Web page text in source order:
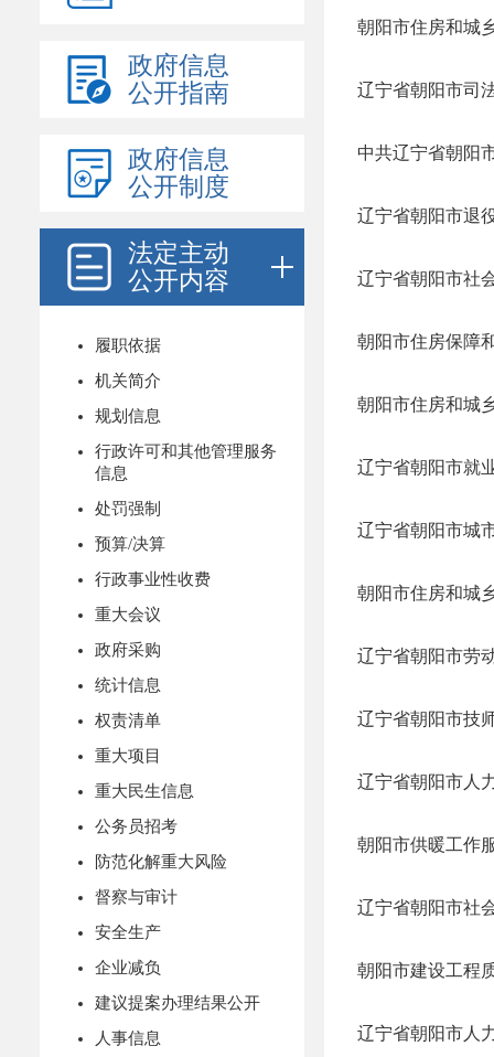
政府信息
公开指南
政府信息
公开制度
法定主动
公开内容
履职依据
机关简介
规划信息
行政许可和其他管理服务
信息
处罚强制
预算/决算
行政事业性收费
重大会议
政府采购
统计信息
权责清单
重大项目
重大民生信息
公务员招考
防范化解重大风险
督察与审计
安全生产
企业减负
建议提案办理结果公开
人事信息
朝阳市住房和城
辽宁省朝阳市司
朝阳市住房和城
辽宁省朝阳市就
辽宁省朝阳市城
朝阳市住房和城
辽宁省朝阳市劳
辽宁省朝阳市技
朝阳市供暖工作
辽宁省朝阳市社
朝阳市建设工程